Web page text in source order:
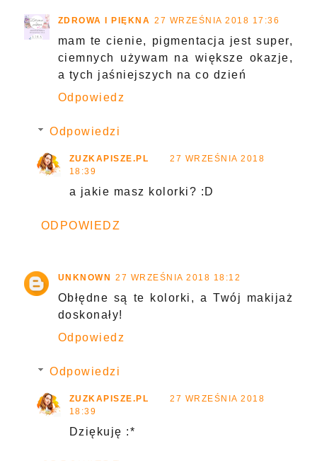
ZDROWA I PIĘKNA 27 WRZEŚNIA 2018 17:36
mam te cienie, pigmentacja jest super,
ciemnych używam na większe okazje,
a tych jaśniejszych na co dzień
Odpowiedz
Odpowiedzi
ZUZKAPISZE.PL
27 WRZEŚNIA 2018
18:39
a jakie masz kolorki? :D
ODPOWIEDZ
UNKNOWN 27 WRZEŚNIA 2018 18:12
Obłędne są te kolorki, a Twój makijaż
doskonały!
Odpowiedz
Odpowiedzi
ZUZKAPISZE.PL
27 WRZEŚNIA 2018
18:39
Dziękuję :*